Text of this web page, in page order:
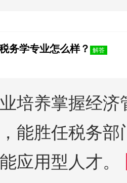
务学专业怎么样？ 解答
培养掌握经
能胜任税务
应用型人才。